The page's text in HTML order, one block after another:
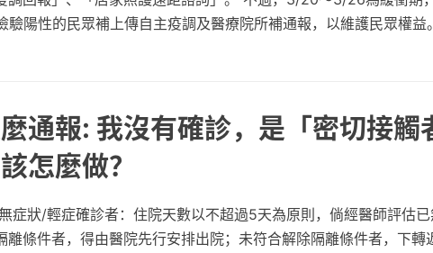
驗陽性的民眾補上傳自主疫調及醫療院所補通報，以維護民眾權益。
通報: 我沒有確診，是「密切接觸
怎麼做？
症狀/輕症確診者：住院天數以不超過5天為原則，倘經醫師評估
離條件者，得由醫院先行安排出院；未符合解除隔離條件者，下轉